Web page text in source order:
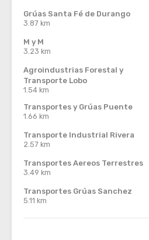
Grúas Santa Fé de Durango
3.87 km
M y M
3.23 km
Agroindustrias Forestal y
Transporte Lobo
1.54 km
Transportes y Grúas Puente
1.66 km
Transporte Industrial Rivera
2.57 km
Transportes Aereos Terrestres
3.49 km
Transportes Grúas Sanchez
5.11 km